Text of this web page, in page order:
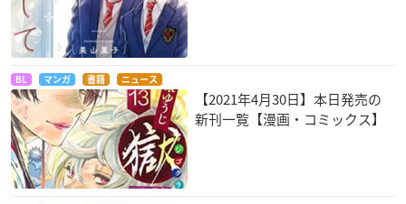
BL マンガ 書籍 ニュース
【2021年4月30日】本日発売の
新刊一覧【漫画・コミックス】